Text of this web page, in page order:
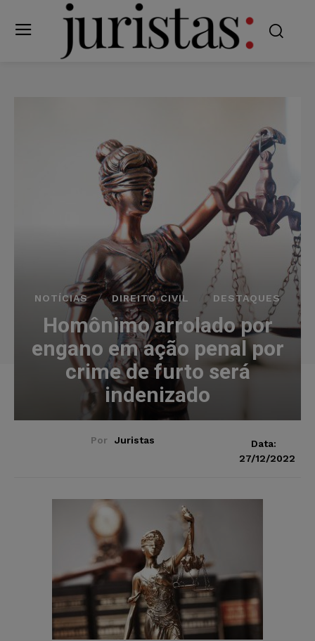
NOTÍCIAS DIREITO CIVIL DESTAQUES
Homônimo arrolado por
engano em ação penal por
crime de furto será
indenizado
Por Juristas
Data:
27/12/2022